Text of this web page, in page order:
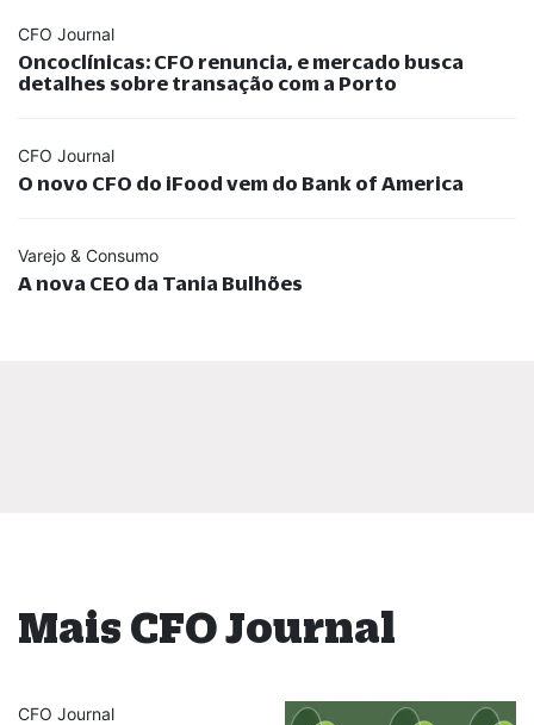
CFO Journal
Oncoclínicas: CFO renuncia, e mercado busca
detalhes sobre transação com a Porto
CFO Journal
O novo CFO do iFood vem do Bank of America
Varejo & Consumo
A nova CEO da Tania Bulhões
Mais CFO Journal
CFO Journal